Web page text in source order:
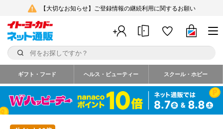
【大切なお知らせ】ご登録情報の継続利用に関するお願い
ギフト・フード ヘルス・ビューティー スクール・ホビー